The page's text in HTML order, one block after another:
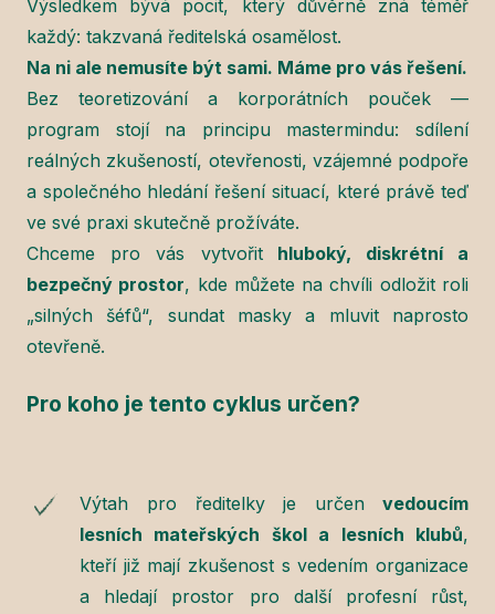
Výsledkem bývá pocit, který důvěrně zná téměř
každý: takzvaná ředitelská osamělost.
Na ni ale nemusíte být sami. Máme pro vás řešení.
Bez teoretizování a korporátních pouček —
program stojí na principu mastermindu: sdílení
reálných zkušeností, otevřenosti, vzájemné podpoře
a společného hledání řešení situací, které právě teď
ve své praxi skutečně prožíváte.
Chceme pro vás vytvořithluboký, diskrétní a
bezpečný prostor, kde můžete na chvíli odložit roli
„silných šéfů“, sundat masky a mluvit naprosto
otevřeně.
Pro koho je tento cyklus určen?
Výtah pro ředitelky je určen vedoucím
lesních mateřských škol a lesních klubů,
kteří již mají zkušenost s vedením organizace
a hledají prostor pro další profesní růst,